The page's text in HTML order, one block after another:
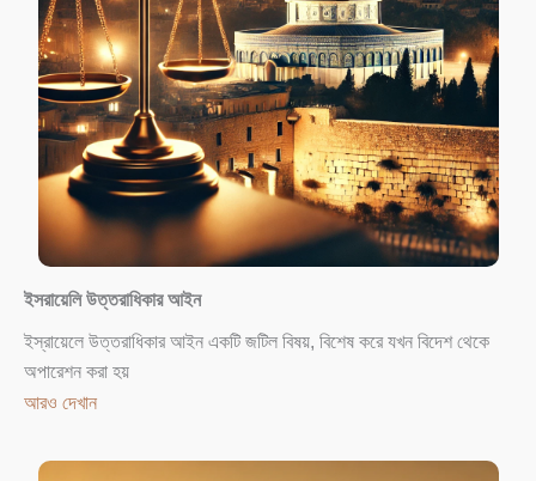
ইসরায়েলি উত্তরাধিকার আইন
ইস্রায়েলে উত্তরাধিকার আইন একটি জটিল বিষয়, বিশেষ করে যখন বিদেশ থেকে
অপারেশন করা হয়
আরও দেখান